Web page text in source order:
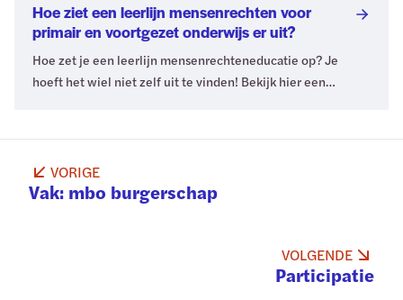
Bekijk het artikel.
Hoe ziet een leerlijn mensenrechten voor
primair en voortgezet onderwijs er uit?
Hoe zet je een leerlijn mensenrechteneducatie op? Je
hoeft het wiel niet zelf uit te vinden! Bekijk hier een
VORIGE
Vak: mbo burgerschap
VOLGENDE
Participatie